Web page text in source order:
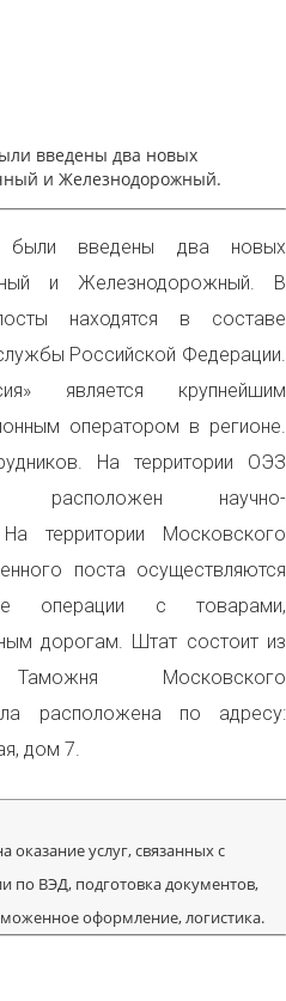
введены два новых
и Железнодорожный.
введены два новых
и Железнодорожный. В
находятся в составе
Российской Федерации.
является крупнейшим
оператором в регионе.
На территории ОЭЗ
расположен научно-
территории Московского
поста осуществляются
операции с товарами,
дорогам. Штат состоит из
Московского
расположена по адресу:
дом 7.
оказание услуг, связанных с
по ВЭД, подготовка документов,
оформление, логистика.